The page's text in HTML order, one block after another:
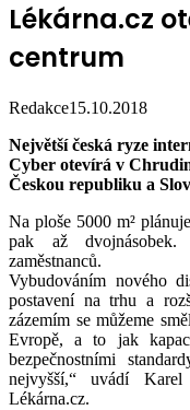
Lékárna.cz
centrum
Redakce15.10.2018
Největší česká ryze
Cyber otevírá v
Českou republiku a
Na ploše 5000 m²
pak až
zaměstnanců.
Vybudováním nového
postavení na trhu a
zázemím se můžeme
Evropě, a to jak
bezpečnostními
nejvyšší,“ uvádí
Lékárna.cz.